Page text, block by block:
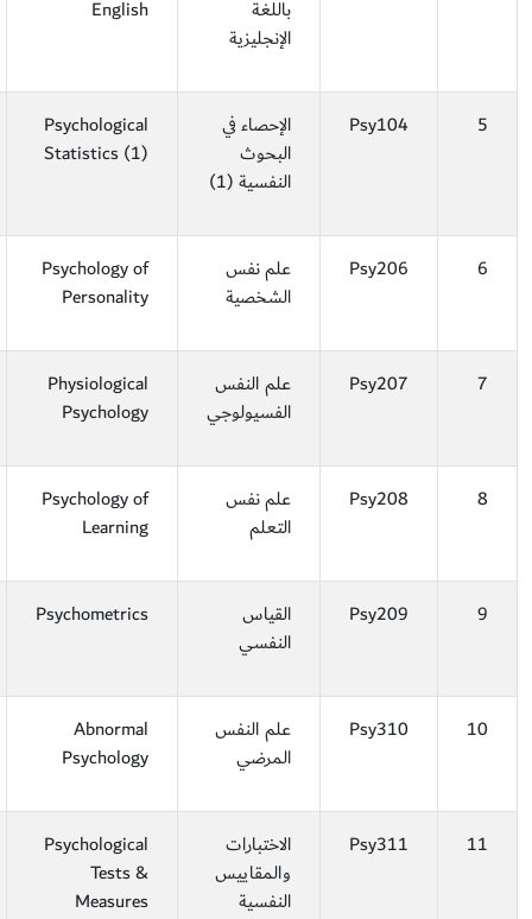
باللغة
الإنجليزية
English
5
Psy104
الإحصاء في
البحوث
النفسية (1)
Psychological
Statistics (1)
6
Psy206
علم نفس
الشخصية
Psychology of
Personality
7
Psy207
علم النفس
الفسيولوجي
Physiological
Psychology
8
Psy208
علم نفس
التعلم
Psychology of
Learning
9
Psy209
القياس
النفسي
Psychometrics
10
Psy310
علم النفس
المرضي
Abnormal
Psychology
11
Psy311
الاختبارات
والمقاييس
النفسية
Psychological
Tests &
Measures